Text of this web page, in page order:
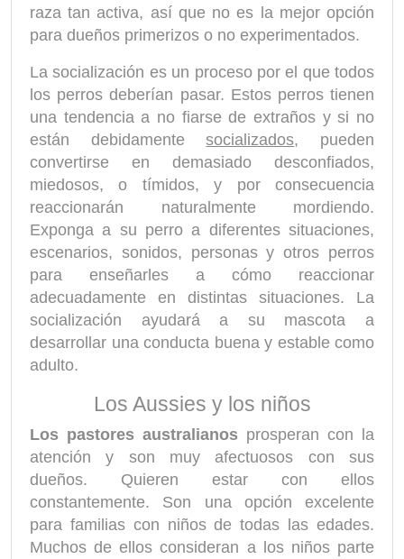
raza tan activa, así que no es la mejor opción
para dueños primerizos o no experimentados.
La socialización es un proceso por el que todos
los perros deberían pasar. Estos perros tienen
una tendencia a no fiarse de extraños y si no
están debidamente socializados, pueden
convertirse en demasiado desconfiados,
miedosos, o tímidos, y por consecuencia
reaccionarán naturalmente mordiendo.
Exponga a su perro a diferentes situaciones,
escenarios, sonidos, personas y otros perros
para enseñarles a cómo reaccionar
adecuadamente en distintas situaciones. La
socialización ayudará a su mascota a
desarrollar una conducta buena y estable como
adulto.
Los Aussies y los niños
Los pastores australianos prosperan con la
atención y son muy afectuosos con sus
dueños. Quieren estar con ellos
constantemente. Son una opción excelente
para familias con niños de todas las edades.
Muchos de ellos consideran a los niños parte